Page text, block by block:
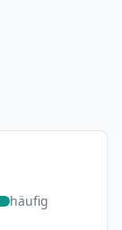
häufig